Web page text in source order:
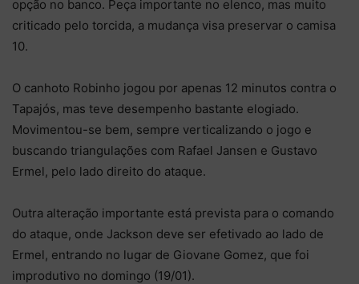
opção no banco. Peça importante no elenco, mas muito
criticado pelo torcida, a mudança visa preservar o camisa
10.
O canhoto Robinho jogou por apenas 12 minutos contra o
Tapajós, mas teve desempenho bastante elogiado.
Movimentou-se bem, sempre verticalizando o jogo e
buscando triangulações com Rafael Jansen e Gustavo
Ermel, pelo lado direito do ataque.
Outra alteração importante está prevista para o comando
do ataque, onde Jackson deve ser efetivado ao lado de
Ermel, entrando no lugar de Giovane Gomez, que foi
improdutivo no domingo (19/01).